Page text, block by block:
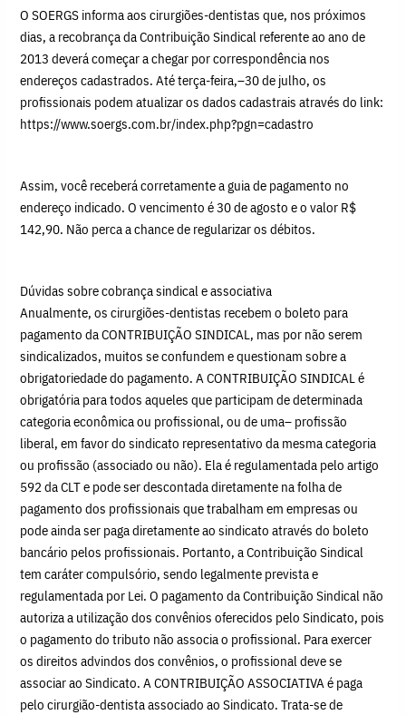
O SOERGS informa aos cirurgiões-dentistas que, nos próximos
dias, a recobrança da Contribuição Sindical referente ao ano de
2013 deverá começar a chegar por correspondência nos
endereços cadastrados. Até terça-feira,–30 de julho, os
profissionais podem atualizar os dados cadastrais através do link:
https://www.soergs.com.br/index.php?pgn=cadastro
Assim, você receberá corretamente a guia de pagamento no
endereço indicado. O vencimento é 30 de agosto e o valor R$
142,90. Não perca a chance de regularizar os débitos.
Dúvidas sobre cobrança sindical e associativa
Anualmente, os cirurgiões-dentistas recebem o boleto para
pagamento da CONTRIBUIÇÃO SINDICAL, mas por não serem
sindicalizados, muitos se confundem e questionam sobre a
obrigatoriedade do pagamento. A CONTRIBUIÇÃO SINDICAL é
obrigatória para todos aqueles que participam de determinada
categoria econômica ou profissional, ou de uma– profissão
liberal, em favor do sindicato representativo da mesma categoria
ou profissão (associado ou não). Ela é regulamentada pelo artigo
592 da CLT e pode ser descontada diretamente na folha de
pagamento dos profissionais que trabalham em empresas ou
pode ainda ser paga diretamente ao sindicato através do boleto
bancário pelos profissionais. Portanto, a Contribuição Sindical
tem caráter compulsório, sendo legalmente prevista e
regulamentada por Lei. O pagamento da Contribuição Sindical não
autoriza a utilização dos convênios oferecidos pelo Sindicato, pois
o pagamento do tributo não associa o profissional. Para exercer
os direitos advindos dos convênios, o profissional deve se
associar ao Sindicato. A CONTRIBUIÇÃO ASSOCIATIVA é paga
pelo cirurgião-dentista associado ao Sindicato. Trata-se de